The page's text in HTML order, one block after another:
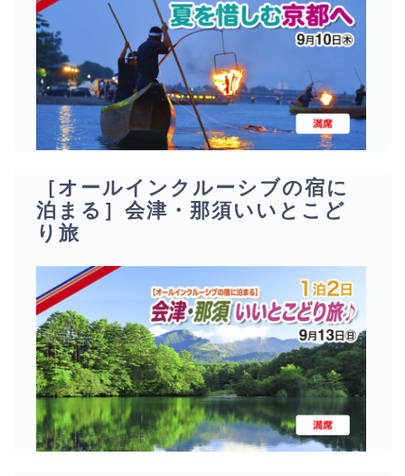
［オールインクルーシブの宿に
泊まる］会津・那須いいとこど
り旅